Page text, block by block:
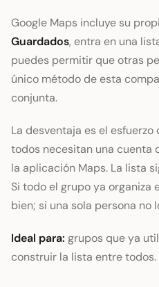
Google Maps incluye su
Guardados, entra en una
puedes permitir que otras
único método de esta
conjunta.
La desventaja es el esfuerzo
todos necesitan una cuenta
la aplicación Maps. La lista
Si todo el grupo ya organiza
bien; si una sola persona no
Ideal para: grupos que ya
construir la lista entre todos.